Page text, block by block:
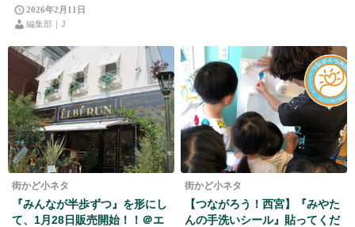
2026年2月11日
編集部｜J
街かど小ネタ
『みんなが半歩ずつ』を形にし
て、1月28日販売開始！！＠エ
街かど小ネタ
【つながろう！西宮】『みやた
んの手洗いシール』貼ってくだ